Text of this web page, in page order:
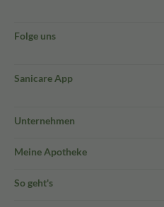
Folge uns
Sanicare App
Unternehmen
Meine Apotheke
So geht's